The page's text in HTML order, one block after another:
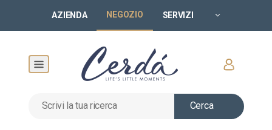
AZIENDA NEGOZIO SERVIZI
Cerca